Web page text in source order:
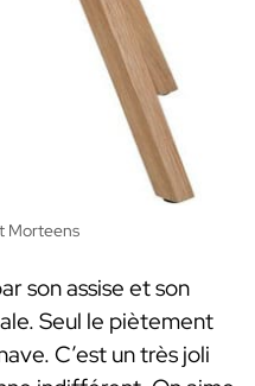
Morteens
son assise et son
Seul le piètement
C’est un très joli